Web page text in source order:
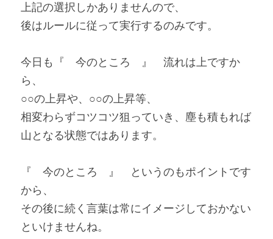
上記の選択しかありませんので、
後はルールに従って実行するのみです。
今日も『　今のところ　』　流れは上ですか
ら、
○○の上昇や、○○の上昇等、
相変わらずコツコツ狙っていき、塵も積もれば
山となる状態ではあります。
『　今のところ　』　というのもポイントです
から、
その後に続く言葉は常にイメージしておかない
といけませんね。